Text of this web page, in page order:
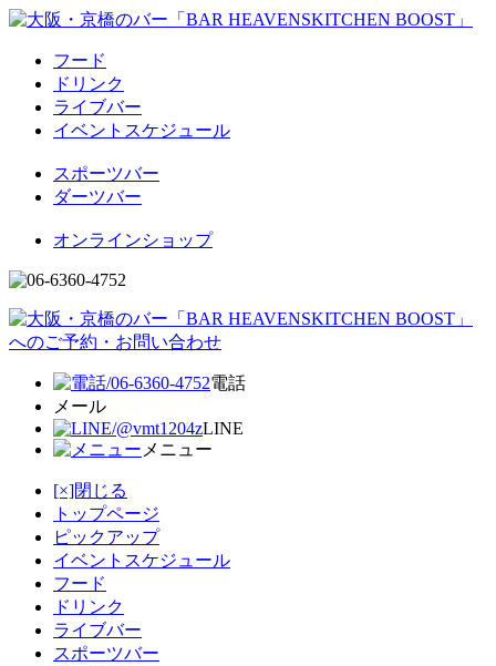
フード
ドリンク
ライブバー
イベントスケジュール
スポーツバー
ダーツバー
オンラインショップ
電話
メール
LINE
メニュー
[×]閉じる
トップページ
ピックアップ
イベントスケジュール
フード
ドリンク
ライブバー
スポーツバー